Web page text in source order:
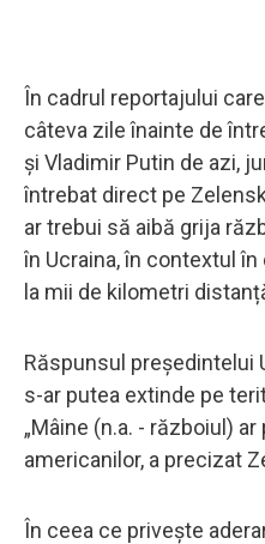
În cadrul reportajului
câteva zile înainte de
și Vladimir Putin de azi,
întrebat direct pe
ar trebui să aibă grija
în Ucraina, în contextul
la mii de kilometri
Răspunsul președintelui
s-ar putea extinde pe
„Mâine (n.a. - războiul)
americanilor, a precizat
În ceea ce privește